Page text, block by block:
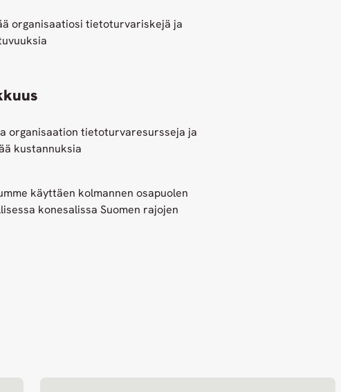
organisaatiosi tietoturvariskejä ja
organisaation tietoturvaresursseja ja
kustannuksia
käyttäen kolmannen osapuolen
konesalissa Suomen rajojen